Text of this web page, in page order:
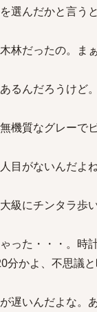
選んだかと言う
林だったの。ま
るんだろうけど
機質なグレーで
目がないんだよ
級にチンタラ歩
った・・・。時
分かよ、不思議
遅いんだよな。